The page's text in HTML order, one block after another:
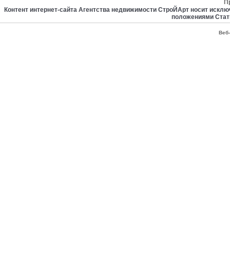
Контент интернет-сайта Агентства недвижимости СтроЙАрт носит
положениями